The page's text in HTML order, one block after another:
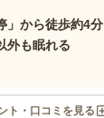
」から徒歩約4分
外も眠れる
ト・口コミを見る